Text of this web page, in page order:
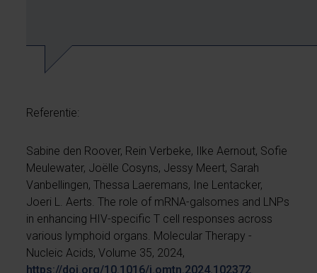
Referentie:
Sabine den Roover, Rein Verbeke, Ilke Aernout, Sofie
Meulewater, Joëlle Cosyns, Jessy Meert, Sarah
Vanbellingen, Thessa Laeremans, Ine Lentacker,
Joeri L. Aerts. The role of mRNA-galsomes and LNPs
in enhancing HIV-specific T cell responses across
various lymphoid organs. Molecular Therapy -
Nucleic Acids, Volume 35, 2024,
https://doi.org/10.1016/j.omtn.2024.102372